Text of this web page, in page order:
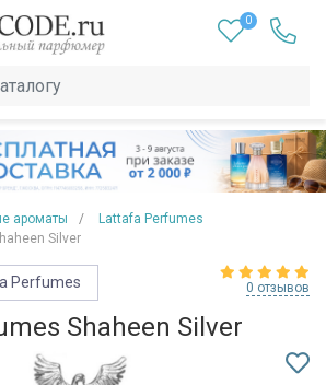
0
ароматы
Lattafa Perfumes
Silver
Perfumes 0 отзывов
Shaheen Silver